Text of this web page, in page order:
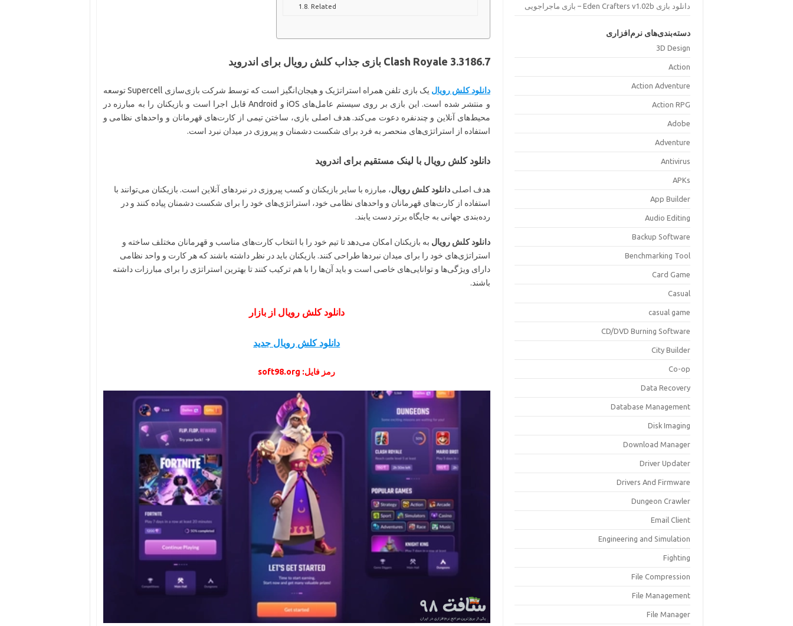
Related
Clash Royale 3.3186.7 بازی جذاب کلش رویال برای اندروید
دانلود کلش رویال
یک بازی تلفن همراه استراتژیک و هیجان‌انگیز است که توسط شرکت بازی‌سازی Supercell توسعه
و منتشر شده است. این بازی بر روی سیستم عامل‌های iOS و Android قابل اجرا است و بازیکنان را به مبارزه در
محیط‌های آنلاین و چندنفره دعوت می‌کند. هدف اصلی بازی، ساختن تیمی از کارت‌های قهرمانان و واحدهای نظامی و
استفاده از استراتژی‌های منحصر به فرد برای شکست دشمنان و پیروزی در میدان نبرد است.
دانلود کلش رویال با لینک مستقیم برای اندروید
هدف اصلیدانلود کلش رویال، مبارزه با سایر بازیکنان و کسب پیروزی در نبردهای آنلاین است. بازیکنان می‌توانند با
استفاده از کارت‌های قهرمانان و واحدهای نظامی خود، استراتژی‌های خود را برای شکست دشمنان پیاده کنند و در
رده‌بندی جهانی به جایگاه برتر دست یابند.
دانلود کلش رویال به بازیکنان امکان می‌دهد تا تیم خود را با انتخاب کارت‌های مناسب و قهرمانان مختلف ساخته و
استراتژی‌های خود را برای میدان نبردها طراحی کنند. بازیکنان باید در نظر داشته باشند که هر کارت و واحد نظامی
دارای ویژگی‌ها و توانایی‌های خاصی است و باید آن‌ها را با هم ترکیب کنند تا بهترین استراتژی را برای مبارزات داشته
باشند.
دانلود کلش رویال از بازار
دانلود کلش رویال جدید
رمز فایل: soft98.org
دانلود بازی Eden Crafters v1.02b – بازی ماجراجویی
دسته‌بندی‌های نرم‌افزاری
3D Design
Action
Action Adventure
Action RPG
Adobe
Adventure
Antivirus
APKs
App Builder
Audio Editing
Backup Software
Benchmarking Tool
Card Game
Casual
casual game
CD/DVD Burning Software
City Builder
Co-op
Data Recovery
Database Management
Disk Imaging
Download Manager
Driver Updater
Drivers And Firmware
Dungeon Crawler
Email Client
Engineering and Simulation
Fighting
File Compression
File Management
File Manager